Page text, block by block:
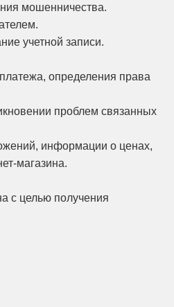
мошенничества.
учетной записи.
определения права
проблем связанных
информации о ценах,
магазина.
с целью получения